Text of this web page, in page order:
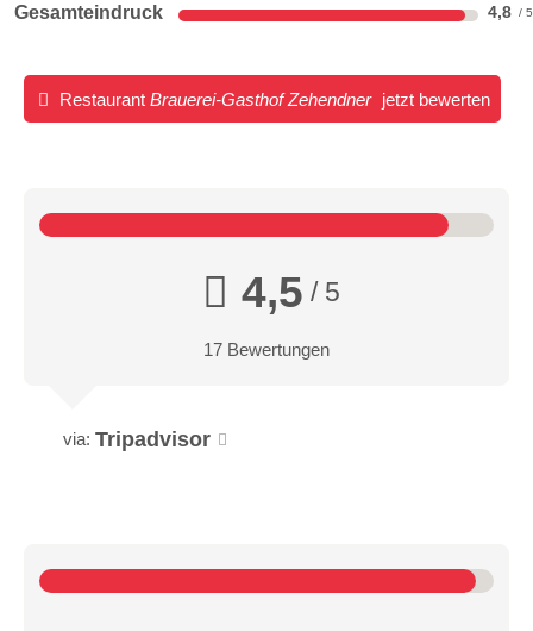
Gesamteindruck 4,8
Restaurant Brauerei-Gasthof Zehendner jetzt bewerten
4,5 / 5
17 Bewertungen
via: Tripadvisor